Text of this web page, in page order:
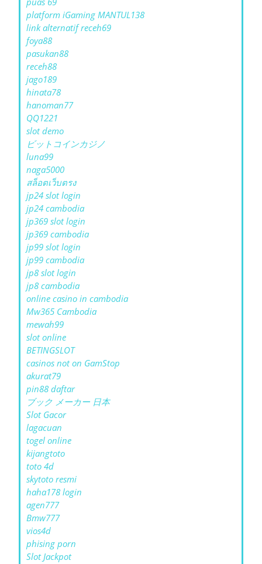
platform iGaming MANTUL138
link alternatif receh69
foya88
pasukan88
receh88
jago189
hinata78
hanoman77
QQ1221
slot demo
ビットコインカジノ
luna99
naga5000
สล็อตเว็บตรง
jp24 slot login
jp24 cambodia
jp369 slot login
jp369 cambodia
jp99 slot login
jp99 cambodia
jp8 slot login
jp8 cambodia
online casino in cambodia
Mw365 Cambodia
mewah99
slot online
BETINGSLOT
casinos not on GamStop
akurat79
pin88 daftar
ブック メーカー 日本
Slot Gacor
lagacuan
togel online
kijangtoto
toto 4d
skytoto resmi
haha178 login
agen777
Bmw777
vios4d
phising porn
Slot Jackpot